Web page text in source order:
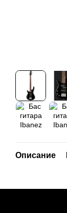
Описание